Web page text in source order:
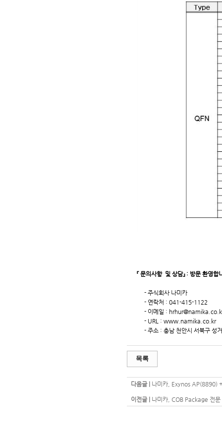
『 문의사항 및 상담』 : 방문 환영
- 주식회사 나미카
- 연락처 : 041-415-1122
- 이메일 :
- URL : www.namika.co.kr
- 주소 : 충남 천안시 서북구 성
목록
다음글 | 나미카, Exynos AP(8890)
이전글 | 나미카, COB Package 전문